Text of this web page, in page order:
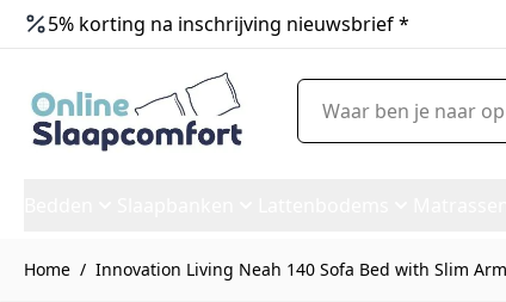
5% korting na inschrijving nieuwsbrief *
Waar ben je naar op
Home / Innovation Living Neah 140 Sofa Bed with Slim